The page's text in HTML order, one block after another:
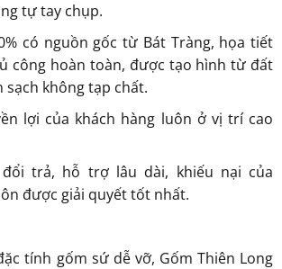
tự tay chụp.
có nguồn gốc từ Bát Tràng, họa tiết
công hoàn toàn, được tạo hình từ đất
sạch không tạp chất.
lợi của khách hàng luôn ở vị trí cao
trả, hỗ trợ lâu dài, khiếu nại của
được giải quyết tốt nhất.
tính gốm sứ dễ vỡ, Gốm Thiên Long